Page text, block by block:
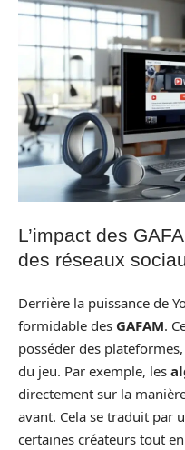
L’impact des
des réseaux
Derrière la puissance de
formidable des GAFAM.
posséder des
du jeu. Par exemple, les
directement sur la
avant. Cela se traduit par
certaines créateurs tout